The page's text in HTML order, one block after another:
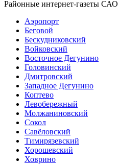
Районные интернет-газеты САО
Аэропорт
Беговой
Бескудниковский
Войковский
Восточное Дегунино
Головинский
Дмитровский
Западное Дегунино
Коптево
Левобережный
Молжаниновский
Сокол
Савёловский
Тимирязевский
Хорошевский
Ховрино